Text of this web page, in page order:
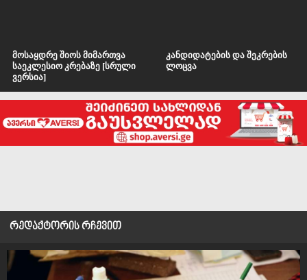
მოსაყდრე შიოს მიმართვა
საეკლესიო კრებაზე [სრული
ვერსია]
კანდიდატების და შეკრების
ლოცვა
რედაქტორის რჩევით